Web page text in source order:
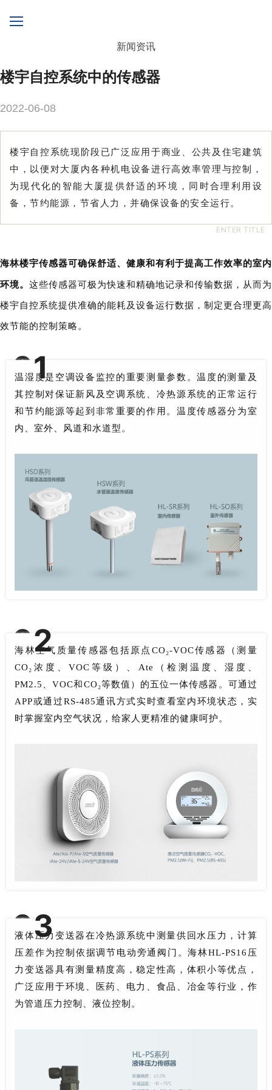
新闻资讯
楼宇自控系统中的传感器
2022-06-08
楼宇自控系统现阶段已广泛应用于商业、公共及住宅建筑
中，以便对大厦内各种机电设备进行高效率管理与控制，
为现代化的智能大厦提供舒适的环境，同时合理利用设
备，节约能源，节省人力，并确保设备的安全运行。
ENTER TITLE
海林楼宇传感器可确保舒适、健康和有利于提高工作效率的室内
环境。 这些传感器可极为快速和精确地记录和传输数据，从而为
楼宇自控系统提供准确的能耗及设备运行数据，制定更合理更高
效节能的控制策略。
01
温湿度是空调设备监控的重要测量参数。温度的测量及
其控制对保证新风及空调系统、冷热源系统的正常运行
和节约能源等起到非常重要的作用。温度传感器分为室
内、室外、风道和水道型。
02
海林空气质量传感器包括原点CO₂-VOC传感器（测量
CO₂浓度、VOC等级）、Ate（检测温度、湿度、
PM2.5、VOC和CO₂等数值）的五位一体传感器。 可通过
APP或通过RS-485通讯方式实时查看室内环境状态，实
时掌握室内空气状况，给家人更精准的健康呵护。
03
液体压力变送器在冷热源系统中测量供回水压力，计算
压差作为控制依据调节电动旁通阀门。海林HL-PS16压
力变送器具有测量精度高，稳定性高，体积小等优点，
广泛应用于环境、医药、电力、食品、冶金等行业，作
为管道压力控制、液位控制。